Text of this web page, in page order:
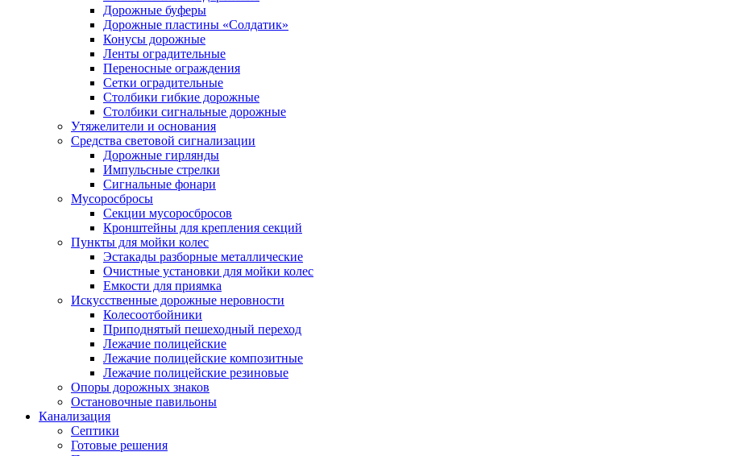
Дорожные буферы
Дорожные пластины «Солдатик»
Конусы дорожные
Ленты оградительные
Переносные ограждения
Сетки оградительные
Столбики гибкие дорожные
Столбики сигнальные дорожные
Утяжелители и основания
Средства световой сигнализации
Дорожные гирлянды
Импульсные стрелки
Сигнальные фонари
Мусоросбросы
Секции мусоросбросов
Кронштейны для крепления секций
Пункты для мойки колес
Эстакады разборные металлические
Очистные установки для мойки колес
Емкости для приямка
Искусственные дорожные неровности
Колесоотбойники
Приподнятый пешеходный переход
Лежачие полицейские
Лежачие полицейские композитные
Лежачие полицейские резиновые
Опоры дорожных знаков
Остановочные павильоны
Канализация
Септики
Готовые решения